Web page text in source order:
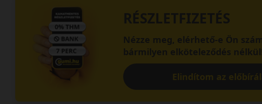
RÉSZLETFIZETÉS
Nézze meg, elérhető-e Ön
bármilyen elköteleződés
Elindítom az